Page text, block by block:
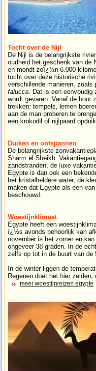
Tocht over de Nijl
De Nijl is de belangrijkste
oudheid het geschenk van de
en mondt zoï¿½n 6.000
tocht over deze historische
verschillende manieren, zoals
falucca. Dat is een eenvoudig
wordt gevaren. Vanaf de boot
trekken: tempels, lemen
aan de man proberen te
een krokodil of nijlpaard
Duiken en ontspannen
De belangrijkste
Sharm el Sheikh.
zandstranden, de luxe
Egypte is dan ook een
het kristalheldere water, de
maken dat Egypte als een
beschouwd.
Woestijnklimaat
Egypte heeft een
ï¿½s avonds behoorlijk kan
november is het zomer en
ongeveer 38 graden. In de
zelfs op tot in de buurt van de
In de winter liggen de
Regenen doet het hier
meer woestijnreizen egypte